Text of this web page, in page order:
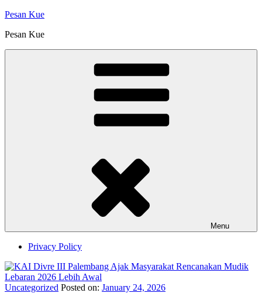
Skip
content
Pesan Kue
Pesan Kue
Menu
Privacy Policy
Uncategorized Posted on: January 24, 2026